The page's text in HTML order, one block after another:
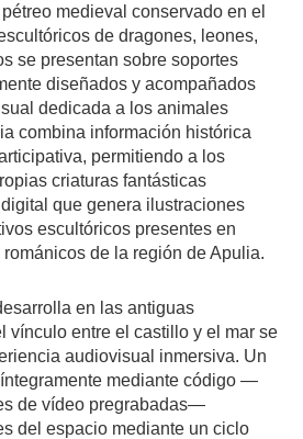
medieval conservado en el
de dragones, leones,
se presentan sobre soportes
diseñados y acompañados
dedicada a los animales
combina información histórica
permitiendo a los
criaturas fantásticas
que genera ilustraciones
escultóricos presentes en
de la región de Apulia.
en las antiguas
vínculo entre el castillo y el mar se
audiovisual inmersiva. Un
mediante código —
de vídeo pregrabadas—
del espacio mediante un ciclo